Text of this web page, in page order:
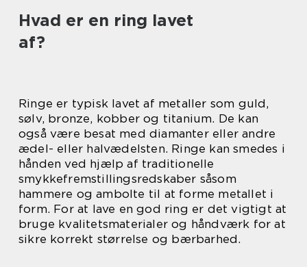
Hvad er en ring lavet
af?
Ringe er typisk lavet af metaller som guld,
sølv, bronze, kobber og titanium. De kan
også være besat med diamanter eller andre
ædel- eller halvædelsten. Ringe kan smedes i
hånden ved hjælp af traditionelle
smykkefremstillingsredskaber såsom
hammere og ambolte til at forme metallet i
form. For at lave en god ring er det vigtigt at
bruge kvalitetsmaterialer og håndværk for at
sikre korrekt størrelse og bærbarhed.